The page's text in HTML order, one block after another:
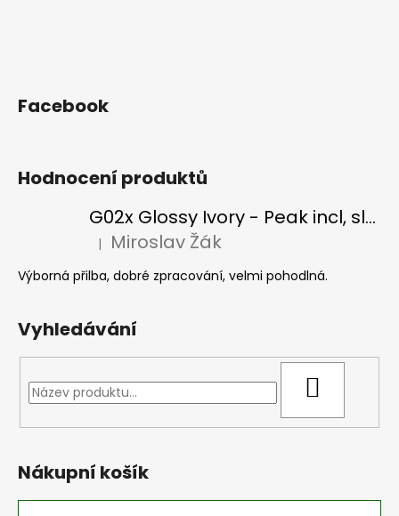
Facebook
Hodnocení produktů
G02x Glossy Ivory - Peak incl, slonová kost
Hodnocení produktu je 5 z 5 hvězdiček.
| Miroslav Žák
Výborná přilba, dobré zpracování, velmi pohodlná.
Vyhledávání
Nákupní košík